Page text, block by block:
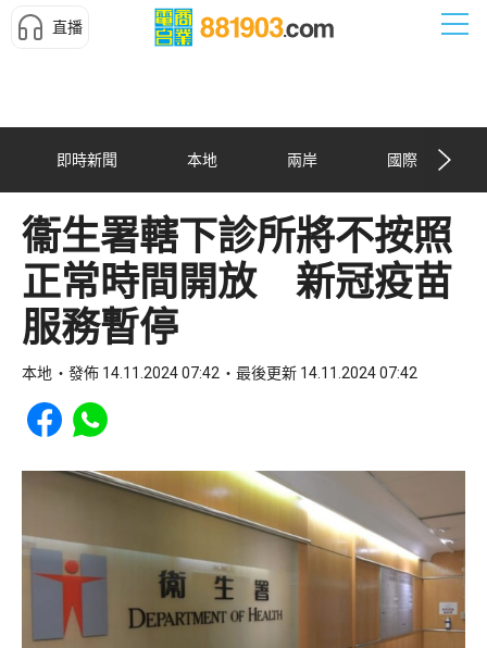
直播
即時新聞 本地 兩岸 國際
衞生署轄下診所將不按照
正常時間開放 新冠疫苗
服務暫停
本地 發佈 14.11.2024 07:42 最後更新 14.11.2024 07:42
Share to Facebook
Share to WhatsApp